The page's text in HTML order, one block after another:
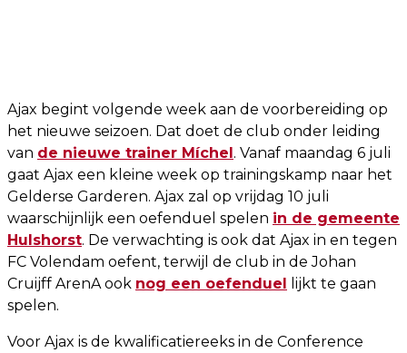
Ajax begint volgende week aan de voorbereiding op
het nieuwe seizoen. Dat doet de club onder leiding
van de nieuwe trainer Míchel. Vanaf maandag 6 juli
gaat Ajax een kleine week op trainingskamp naar het
Gelderse Garderen. Ajax zal op vrijdag 10 juli
waarschijnlijk een oefenduel spelen in de gemeente
Hulshorst. De verwachting is ook dat Ajax in en tegen
FC Volendam oefent, terwijl de club in de Johan
Cruijff ArenA ook nog een oefenduel lijkt te gaan
spelen.
Voor Ajax is de kwalificatiereeks in de Conference